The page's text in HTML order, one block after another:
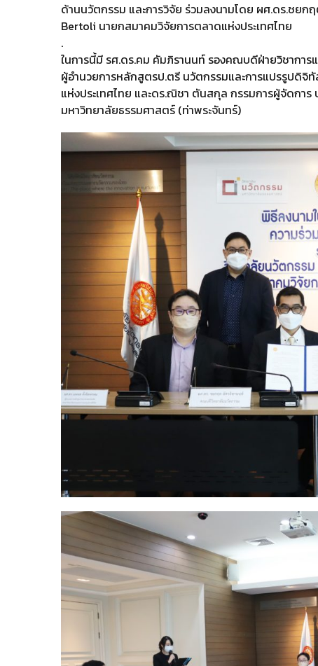
ด้านนวัตกรรม และการวิจัย ร่วมลงนามโดย ผศ.ดร.ชย
Bertoli นายกสมาคมวิจัยการตลาดแห่งประเทศไทย
.
ในการนี้มี รศ.ดร.คม คัมภิรานนท์ รองคณบดีฝ่ายวิชาก
ผู้อำนวยการหลักสูตรป.ตรี นวัตกรรมและการแปรรูปดิ
แห่งประเทศไทย และดร.ณิชา ตันสกุล กรรมการผู้จัดกา
มหาวิทยาลัยธรรมศาสตร์ (ท่าพระจันทร์)